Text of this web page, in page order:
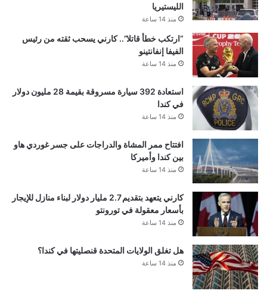
الليستيريا
منذ 14 ساعة
“ارتكب خطأ قاتلا”.. كارني يسحب ثقته من رئيس
الفيفا إنفانتينو
منذ 14 ساعة
استعادة 392 سيارة مسروقة بقيمة 28 مليون دولار
في كندا
منذ 14 ساعة
افتتاح ممر المشاة والدراجات على جسر غوردي هاو
بين كندا وأميركا
منذ 14 ساعة
كارني يتعهد بتقديم 2.7 مليار دولار لبناء منازل للإيجار
بأسعار معقولة في تورونتو
منذ 14 ساعة
هل تغلق الولايات المتحدة قنصليتها في كندا؟
منذ 14 ساعة